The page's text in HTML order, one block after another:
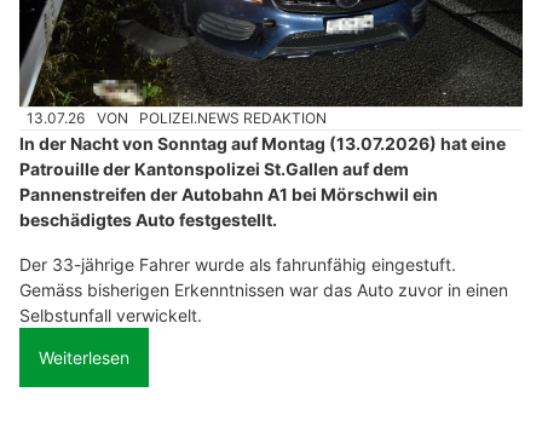
13.07.26 VON POLIZEI.NEWS REDAKTION
In der Nacht von Sonntag auf Montag (13.07.2026) hat eine
Patrouille der Kantonspolizei St.Gallen auf dem
Pannenstreifen der Autobahn A1 bei Mörschwil ein
beschädigtes Auto festgestellt.
Der 33-jährige Fahrer wurde als fahrunfähig eingestuft.
Gemäss bisherigen Erkenntnissen war das Auto zuvor in einen
Selbstunfall verwickelt.
Weiterlesen